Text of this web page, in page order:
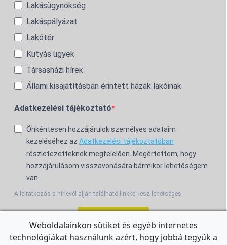
Lakásügynökség
Lakáspályázat
Lakótér
Kutyás ügyek
Társasházi hírek
Állami kisajátításban érintett házak lakóinak
Adatkezelési tájékoztató
Önkéntesen hozzájárulok személyes adataim
kezeléséhez az Adatkezelési tájékoztatóban
részletezetteknek megfelelően. Megértettem, hogy
hozzájárulásom visszavonására bármikor lehetőségem
van.
A leiratkozás a hírlevél alján található linkkel lesz lehetséges.
Weboldalainkon sütiket és egyéb internetes
technológiákat használunk azért, hogy jobbá tegyük a